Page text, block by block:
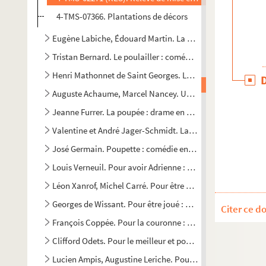
4-TMS-07366. Plantations de décors
Eugène Labiche, Édouard Martin. La poudre aux yeux :
Tristan Bernard. Le poulailler : comédie en 3 actes. 1908
Henri Mathonnet de Saint Georges. La poule aux yeux d'or
Auguste Achaume, Marcel Nancey. Une poule de luxe :
Jeanne Furrer. La poupée : drame en 1 acte et 2 tableaux.
Valentine et André Jager-Schmidt. La poupée française
José Germain. Poupette : comédie en 3 actes. 1931
Louis Verneuil. Pour avoir Adrienne : comédie en 3 actes.
Léon Xanrof, Michel Carré. Pour être aimée : comédie
Georges de Wissant. Pour être joué : pièce en 1 acte. 1930
François Coppée. Pour la couronne : drame en 5 actes et en
Clifford Odets. Pour le meilleur et pour le pire : pièce en 2
Lucien Ampis, Augustine Leriche. Pour marier ma fille :
Citer ce